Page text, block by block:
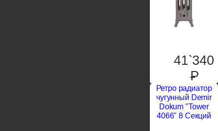
41`340
P
Ретро радиатор
чугунный Demir
Dokum "Tower
4066" 8 Секций